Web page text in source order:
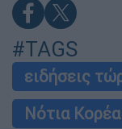
#TAGS
ειδήσεις
Νότια Κορέα